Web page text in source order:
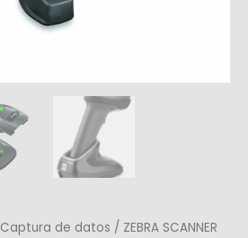
Captura de datos / ZEBRA SCANNER